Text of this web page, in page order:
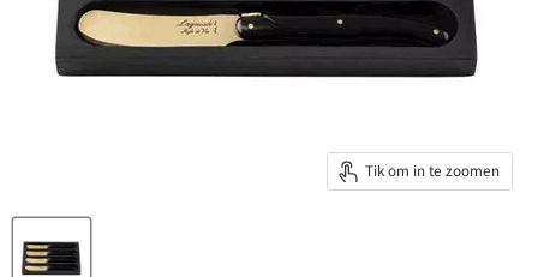
Tik om in te zoomen